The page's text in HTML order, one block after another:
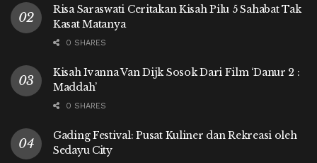
Risa Saraswati Ceritakan Kisah Pilu 5 Sahabat Tak
Kasat Matanya
0 SHARES
Kisah Ivanna Van Dijk Sosok Dari Film ‘Danur 2 :
Maddah’
0 SHARES
Gading Festival: Pusat Kuliner dan Rekreasi oleh
Sedayu City